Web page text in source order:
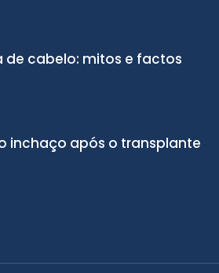
de cabelo: mitos e factos
inchaço após o transplante